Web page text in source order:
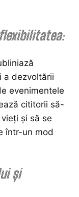
a dezvoltării
evenimentele
cititorii să-
și să se
într-un mod
și